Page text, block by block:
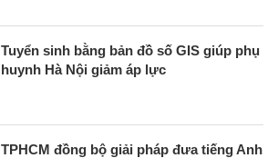
Tuyển sinh bằng bản đồ số GIS giúp phụ
huynh Hà Nội giảm áp lực
TPHCM đồng bộ giải pháp đưa tiếng Anh